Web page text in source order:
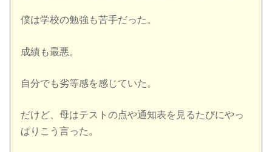
僕は学校の勉強も苦手だった。
成績も最悪。
自分でも劣等感を感じていた。
だけど、母はテストの点や通知表を見るたびにやっ
ぱりこう言った。